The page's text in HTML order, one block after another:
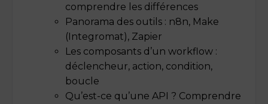
comprendre les différences
Panorama des outils : n8n, Make
(Integromat), Zapier
Les composants d’un workflow :
déclencheur, action, condition,
boucle
Qu’est-ce qu’une API ? Comprendre